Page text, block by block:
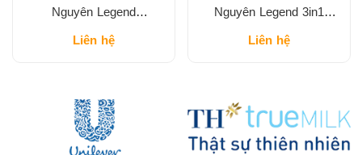
Nguyên Legend
Liên hệ
Nguyên Legend 3in1
Liên hệ